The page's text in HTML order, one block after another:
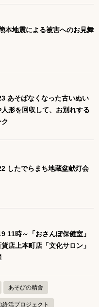
本地震による被害へのお見舞
あそばなくなった古いぬい
人形を回収して、お別れする
したでらまち地蔵盆献灯会
11時～「おさんぽ保健室」
店上本町店「文化サロン」
あそびの精舎
終活プロジェクト